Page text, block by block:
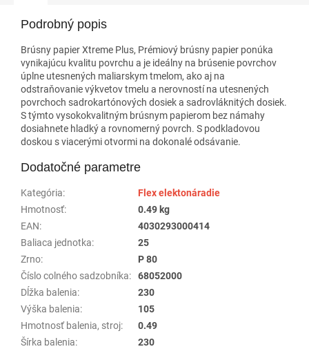
Podrobný popis
Brúsny papier Xtreme Plus, Prémiový brúsny papier ponúka
vynikajúcu kvalitu povrchu a je ideálny na brúsenie povrchov
úplne utesnených maliarskym tmelom, ako aj na
odstraňovanie výkvetov tmelu a nerovností na utesnených
povrchoch sadrokartónových dosiek a sadrovláknitých dosiek.
S týmto vysokokvalitným brúsnym papierom bez námahy
dosiahnete hladký a rovnomerný povrch. S podkladovou
doskou s viacerými otvormi na dokonalé odsávanie.
Dodatočné parametre
Kategória:
Flex elektonáradie
Hmotnosť:
0.49 kg
EAN:
4030293000414
Baliaca jednotka:
25
Zrno:
P 80
Číslo colného sadzobníka:
68052000
Dĺžka balenia:
230
Výška balenia:
105
Hmotnosť balenia, stroj:
0.49
Šírka balenia:
230